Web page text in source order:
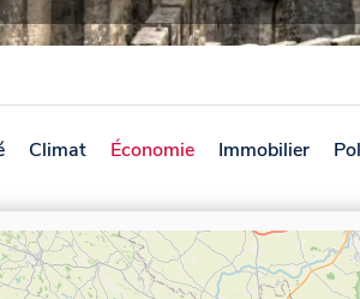
Climat Économie Immobilier